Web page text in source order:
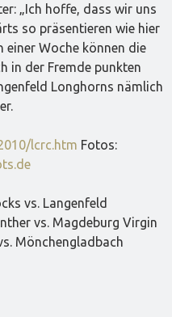
„Ich hoffe, dass wir uns
so präsentieren wie hier
einer Woche können die
in der Fremde punkten
Longhorns nämlich
lcrc.htm Fotos:
vs. Langenfeld
vs. Magdeburg Virgin
Mönchengladbach